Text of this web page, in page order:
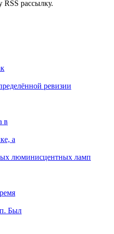
рассылку.
ревизии
в
а
люминисцентных ламп
Был